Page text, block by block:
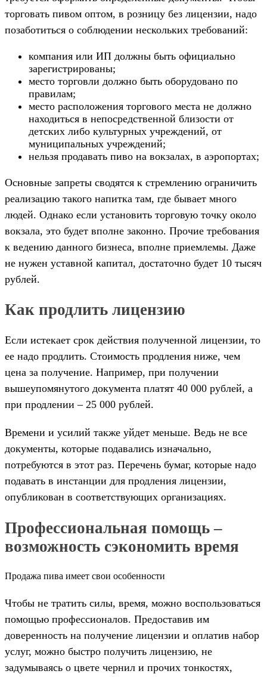
торговать пивом оптом, в розницу без лицензии, надо
позаботиться о соблюдении нескольких требований:
компания или ИП должны быть официально
зарегистрированы;
место торговли должно быть оборудовано по
правилам;
место расположения торгового места не должно
находиться в непосредственной близости от
детских либо культурных учреждений, от
муниципальных учреждений;
нельзя продавать пиво на вокзалах, в аэропортах;
Основные запреты сводятся к стремлению ограничить
реализацию такого напитка там, где бывает много
людей. Однако если установить торговую точку около
вокзала, это будет вполне законно. Прочие требования
к ведению данного бизнеса, вполне приемлемы. Даже
не нужен уставной капитал, достаточно будет 10 тысяч
рублей.
Как продлить лицензию
Если истекает срок действия полученной лицензии, то
ее надо продлить. Стоимость продления ниже, чем
цена за получение. Например, при получении
вышеупомянутого документа платят 40 000 рублей, а
при продлении – 25 000 рублей.
Времени и усилий также уйдет меньше. Ведь не все
документы, которые подавались изначально,
потребуются в этот раз. Перечень бумаг, которые надо
подавать в инстанции для продления лицензии,
опубликован в соответствующих организациях.
Профессиональная помощь –
возможность сэкономить время
Продажа пива имеет свои особенности
Чтобы не тратить силы, время, можно воспользоваться
помощью профессионалов. Предоставив им
доверенность на получение лицензии и оплатив набор
услуг, можно быстро получить лицензию, не
задумываясь о цвете чернил и прочих тонкостях,